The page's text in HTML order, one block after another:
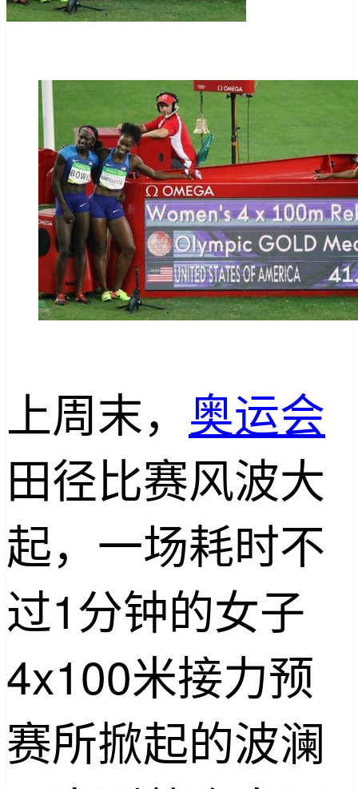
上周末， 奥运会
田径比赛风波大
起，一场耗时不
过1分钟的女子
4x100米接力预
赛所掀起的波澜